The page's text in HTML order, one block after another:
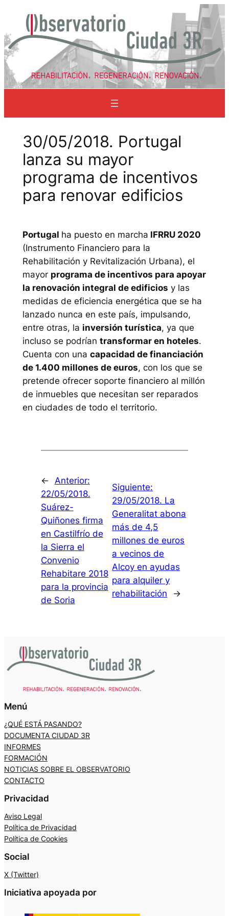
contenido
30/05/2018. Portugal
lanza su mayor
programa de incentivos
para renovar edificios
Portugal ha puesto en marcha IFRRU 2020
(Instrumento Financiero para la
Rehabilitación y Revitalización Urbana), el
mayor programa de incentivos para apoyar
la renovación integral de edificios y las
medidas de eficiencia energética que se ha
lanzado nunca en este país, impulsando,
entre otras, la inversión turística, ya que
incluso se podrían transformar en hoteles.
Cuenta con una capacidad de financiación
de 1.400 millones de euros, con los que se
pretende ofrecer soporte financiero al millón
de inmuebles que necesitan ser reparados
en ciudades de todo el territorio.
←
Anterior:
22/05/2018.
Suárez-
Quiñones firma
en Castilfrío de
la Sierra el
Convenio
Rehabitare 2018
para la provincia
de Soria
Siguiente:
29/05/2018. La
Generalitat abona
más de 4,5
millones de euros
a vecinos de
Alcoy en ayudas
para alquiler y
rehabilitación
→
Menú
¿QUÉ ESTÁ PASANDO?
DOCUMENTA CIUDAD 3R
INFORMES
FORMACIÓN
NOTICIAS SOBRE EL OBSERVATORIO
CONTACTO
Privacidad
Aviso Legal
Política de Privacidad
Política de Cookies
Social
X (Twitter)
Iniciativa apoyada por